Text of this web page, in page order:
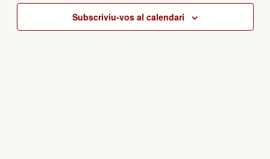
Subscriviu-vos al calendari